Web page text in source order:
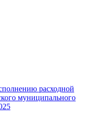
расходной
муниципального